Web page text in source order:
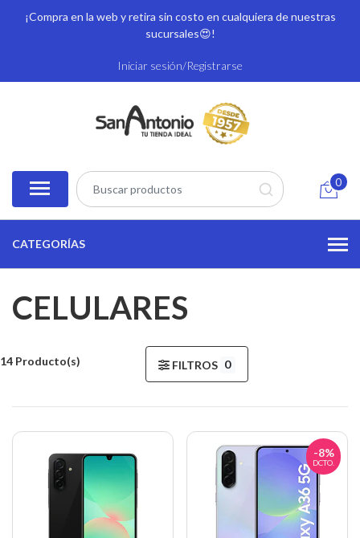
¡Compra en la web y retira sin costo en cualquiera de nuestras
sucursales😍!
Iniciar sesión/Registrarse
0
CATEGORÍAS
CELULARES
14 Producto(s) FILTROS 0
-8%
DCTO.